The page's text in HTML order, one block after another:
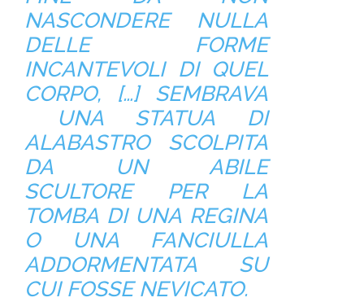
NASCONDERE NULLA
DELLE FORME
INCANTEVOLI DI QUEL
CORPO, […] SEMBRAVA
UNA STATUA DI
ALABASTRO SCOLPITA
DA UN ABILE
SCULTORE PER LA
TOMBA DI UNA REGINA
O UNA FANCIULLA
ADDORMENTATA SU
CUI FOSSE NEVICATO.